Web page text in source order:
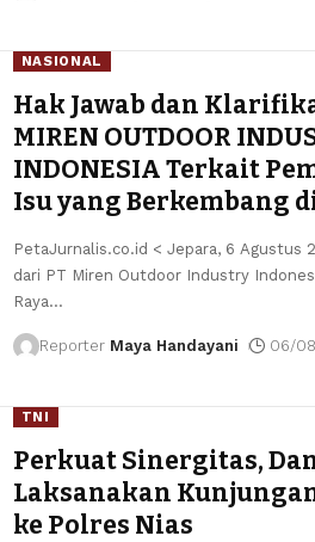
NASIONAL
Hak Jawab dan
MIREN OUTDOOR
INDONESIA Terkait
Isu yang Berkembang
PetaJurnalis.co.id < Jepara, 6 Agustus
dari PT Miren Outdoor Industry
Raya…
Reporter Maya Handayani 06/
TNI
Perkuat Sinergitas,
Laksanakan
ke Polres Nias